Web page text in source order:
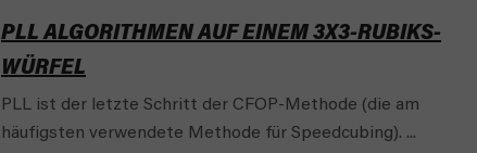
PLL ALGORITHMEN AUF EINEM 3X3-RUBIKS-
WÜRFEL
PLL ist der letzte Schritt der CFOP-Methode (die am
häufigsten verwendete Methode für Speedcubing). ...